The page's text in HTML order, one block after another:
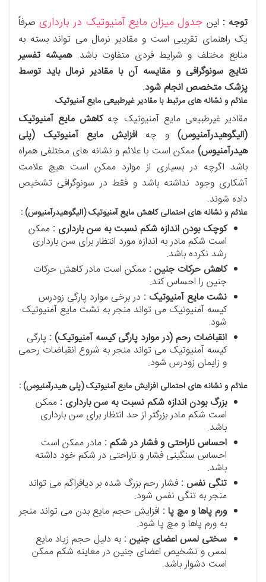
توجه : این جدول میزان مایع آمنیوتیک در بارداریصرفاً
یک راهنمای تقریبی است و مقادیر نرمال می تواند بسته به
منابع مختلف و شرایط فردی متفاوت باشد.همیشه تفسیر
نتایج سونوگرافی و مقایسه آن با مقادیر نرمال باید توسط
پزشک متخصص انجام شود.
علائم و نشانه های مرتبط با مقادیر غیرطبیعی مایع آمنیوتیک
مقادیر غیرطبیعی مایع آمنیوتیک چهکاهش مایع آمنیوتیک
(الیگوهیدرآمنیوس) و چه افزایش مایع آمنیوتیک (پلی
هیدرآمنیوس)ممکن است با علائم و نشانه های مختلفی همراه
باشد اگرچه در بسیاری از موارد ممکن است هیچ علامت
آشکاری وجود نداشته باشد و فقط در سونوگرافی تشخیص
داده شوند.
علائم و نشانه های احتمالی کاهش مایع آمنیوتیک (الیگوهیدرآمنیوس) :
کوچک بودن اندازه شکم نسبت به سن بارداری : ممکن
است شکم مادر به اندازه مورد انتظار برای سن بارداری
رشد نکرده باشد.
کاهش حرکات جنین : ممکن است مادر کاهش حرکات
جنین را احساس کند.
نشت مایع آمنیوتیک : در برخی موارد پارگی زودرس
کیسه آمنیوتیک می تواند منجر به نشت مایع آمنیوتیک
شود.
انقباضات رحم (در موارد پارگی کیسه آمنیوتیک) : پارگی
کیسه آمنیوتیک می تواند منجر به شروع انقباضات رحمی
و زایمان زودرس شود.
علائم و نشانه های احتمالی افزایش مایع آمنیوتیک (پلی هیدرآمنیوس) :
بزرگ بودن اندازه شکم نسبت به سن بارداری : ممکن
است شکم مادر بزرگتر از حد انتظار برای سن بارداری
باشد.
احساس ناراحتی و فشار در شکم : مادر ممکن است
احساس سنگینی فشار و ناراحتی در شکم خود داشته
باشد.
تنگی نفس : فشار رحم بزرگ شده بر دیافراگم می تواند
منجر به تنگی نفس شود.
ورم پاها و مچ پا : افزایش حجم مایع بدن می تواند منجر
به ورم پاها و مچ پا شود.
سختی لمس اعضای جنین : به دلیل حجم زیاد مایع
لمس و تشخیص اعضای جنین در معاینه شکم ممکن
است دشوار باشد.